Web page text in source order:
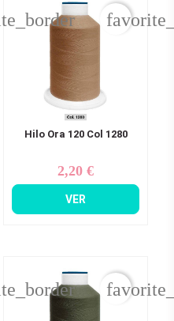
Hilo Ora 120 Col 1280
Precio
2,20 €
VER